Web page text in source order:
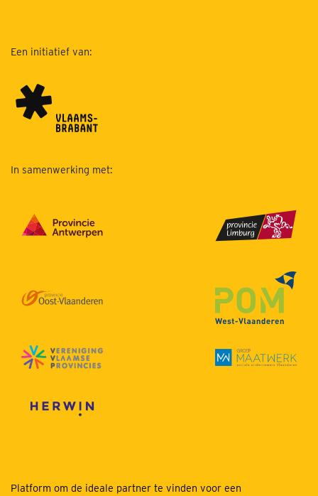
Een initiatief van:
In samenwerking met:
Platform om de ideale partner te vinden voor een